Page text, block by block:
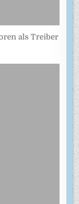
als Treiber